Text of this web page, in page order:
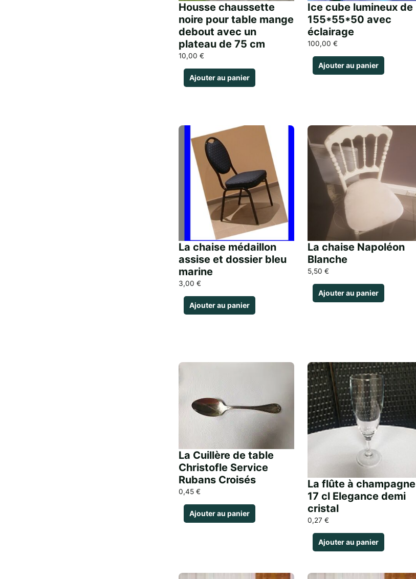
Housse chaussette
noire pour table mange
debout avec un
plateau de 75 cm
10,00 €
Ajouter au panier
Ice cube lumineux de
155*55*50 avec
éclairage
100,00 €
Ajouter au panier
La chaise médaillon
assise et dossier bleu
marine
3,00 €
Ajouter au panier
La chaise Napoléon
Blanche
5,50 €
Ajouter au panier
La Cuillère de table
Christofle Service
Rubans Croisés
0,45 €
Ajouter au panier
La flûte à champagne
17 cl Elegance demi
cristal
0,27 €
Ajouter au panier